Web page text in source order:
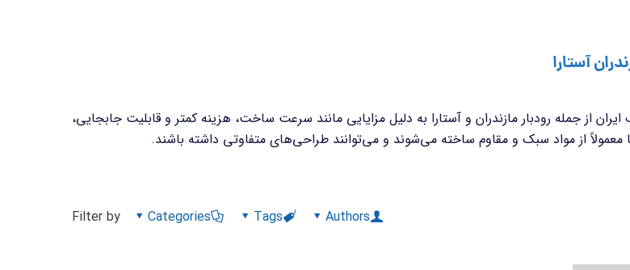
آستارا
از جمله رودبار مازندران و آستارا به دلیل مزایایی مانند سرعت ساخت، هزینه کمتر و قابلیت جابجایی،
معمولاً از مواد سبک و مقاوم ساخته می‌شوند و می‌توانند طراحی‌های متفاوتی داشته باشند.
Filter by Categories Tags Authors